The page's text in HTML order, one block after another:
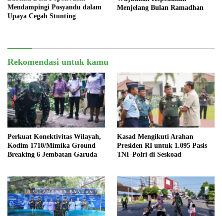
Mendampingi Posyandu dalam
Upaya Cegah Stunting
Menjelang Bulan Ramadhan
Rekomendasi untuk kamu
Perkuat Konektivitas Wilayah,
Kodim 1710/Mimika Ground
Breaking 6 Jembatan Garuda
Kasad Mengikuti Arahan
Presiden RI untuk 1.095 Pasis
TNI–Polri di Seskoad